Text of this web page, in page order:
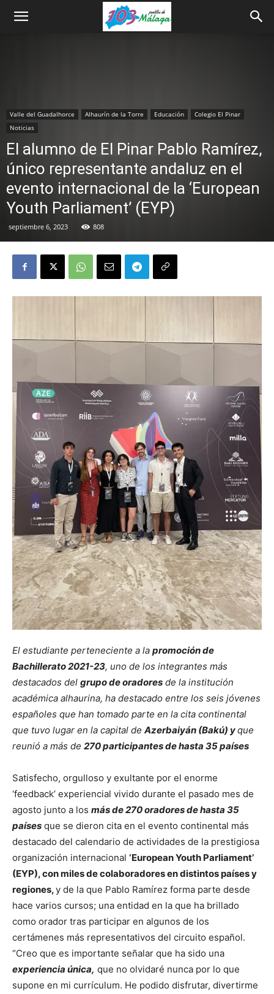
Valle del Guadalhorce Alhaurín de la Torre Educación
Colegio El Pinar
Noticias
El alumno de El Pinar Pablo Ramírez,
único representante andaluz en el
evento internacional de la ‘European
Youth Parliament’ (EYP)
septiembre 6, 2023 808
El estudiante perteneciente a la promoción de
Bachillerato 2021-23, uno de los integrantes más
destacados del grupo de oradores de la institución
académica alhaurina, ha destacado entre los seis jóvenes
españoles que han tomado parte en la cita continental
que tuvo lugar en la capital de Azerbaiyán (Bakú) yque
reunió a más de 270 participantes de hasta 35 países
Satisfecho, orgulloso y exultante por el enorme
‘feedback’ experiencial vivido durante el pasado mes de
agosto junto a los más de 270 oradores de hasta 35
países que se dieron cita en el evento continental más
destacado del calendario de actividades de la prestigiosa
organización internacional ‘European Youth Parliament’
(EYP), con miles de colaboradores en distintos países y
regiones,y de la que Pablo Ramírez forma parte desde
hace varios cursos; una entidad en la que ha brillado
como orador tras participar en algunos de los
certámenes más representativos del circuito español.
“Creo que es importante señalar que ha sido una
experiencia única, que no olvidaré nunca por lo que
supone en mi currículum. He podido disfrutar, divertirme